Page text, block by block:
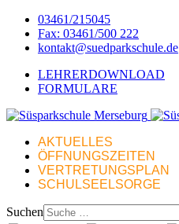
03461/215045
Fax: 03461/500 222
kontakt@suedparkschule.de
LEHRERDOWNLOAD
FORMULARE
AKTUELLES
ÖFFNUNGSZEITEN
VERTRETUNGSPLAN
SCHULSEELSORGE
Suchen